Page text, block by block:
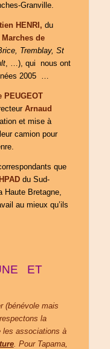
Granville.
HENRI, du
de
Tremblay, St
, …), qui nous ont
2005 …
PEUGEOT
Arnaud
et mise à
camion pour
que
du Sud-
Haute Bretagne,
au mieux qu’ils
ET
(bénévole mais
la
associations à
. Pour Tapama,